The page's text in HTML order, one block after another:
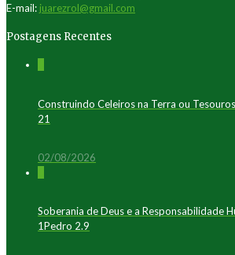
E-mail: juarezrol@gmail.com
Postagens Recentes
Construindo Celeiros na Terra ou
21
02/08/2026
Soberania de Deus e a Responsabilidade
1Pedro 2.9